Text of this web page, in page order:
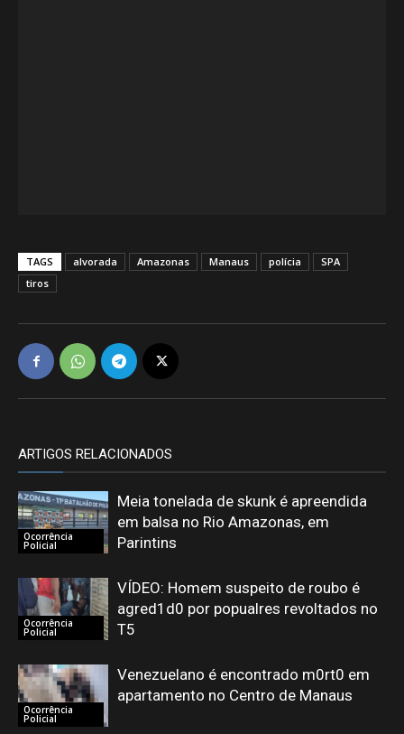
TAGS alvorada Amazonas Manaus polícia
SPA
tiros
ARTIGOS RELACIONADOS
Ocorrência
Policial
Meia tonelada de skunk é apreendida
em balsa no Rio Amazonas, em
Parintins
Ocorrência
Policial
VÍDEO: Homem suspeito de roubo é
agred1d0 por popualres revoltados no
T5
Ocorrência
Policial
Venezuelano é encontrado m0rt0 em
apartamento no Centro de Manaus